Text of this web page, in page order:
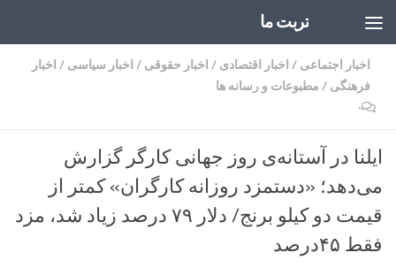
تربت ما
اخبار اجتماعی / اخبار اقتصادی / اخبار حقوقی / اخبار سیاسی / اخبار
فرهنگی / مطبوعات و رسانه ها
۰
ایلنا در آستانه‌ی روز جهانی کارگر گزارش
می‌دهد؛ «دستمزد روزانه کارگران» کمتر از
قیمت دو کیلو برنج/ دلار ۷۹ درصد زیاد شد، مزد
فقط ۴۵درصد